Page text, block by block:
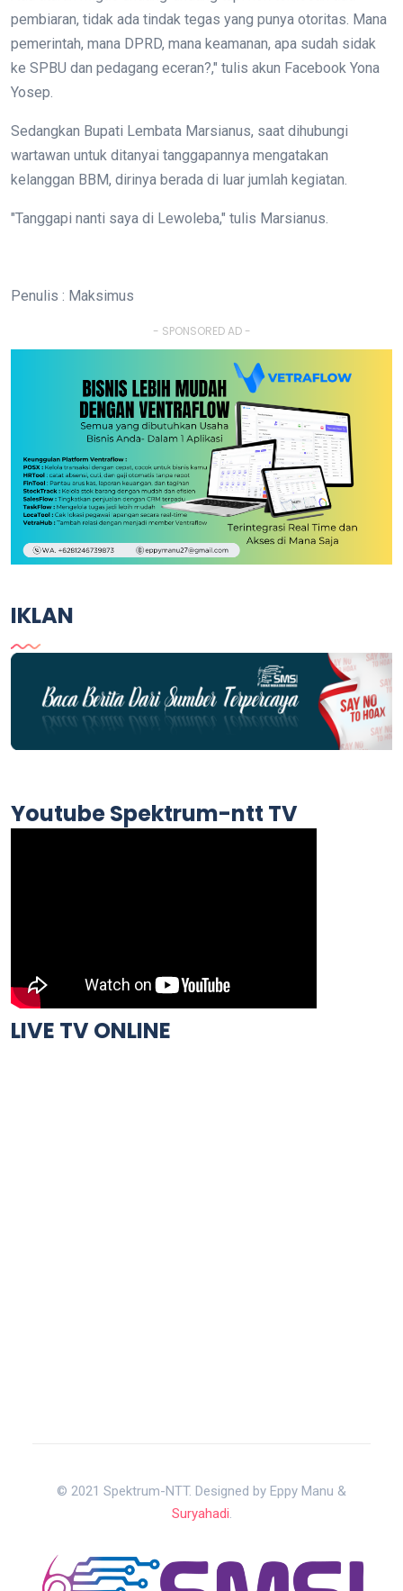
pembiaran, tidak ada tindak tegas yang punya otoritas. Mana
pemerintah, mana DPRD, mana keamanan, apa sudah sidak
ke SPBU dan pedagang eceran?," tulis akun Facebook Yona
Yosep.
Sedangkan Bupati Lembata Marsianus, saat dihubungi
wartawan untuk ditanyai tanggapannya mengatakan
kelanggan BBM, dirinya berada di luar jumlah kegiatan.
"Tanggapi nanti saya di Lewoleba," tulis Marsianus.
Penulis : Maksimus
- SPONSORED AD -
IKLAN
Youtube Spektrum-ntt TV
LIVE TV ONLINE
© 2021 Spektrum-NTT. Designed by Eppy Manu &
Suryahadi.